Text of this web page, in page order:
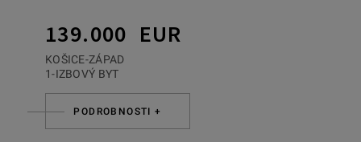
139.000 EUR
KOŠICE-ZÁPAD
1-IZBOVÝ BYT
PODROBNOSTI +